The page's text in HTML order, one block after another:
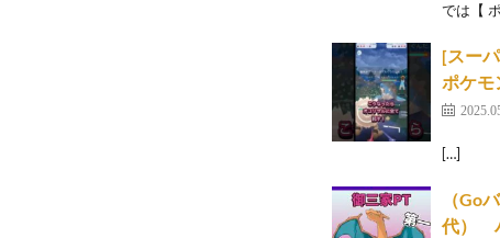
では【
[スー
ポケモ
[…]
（Go
代）